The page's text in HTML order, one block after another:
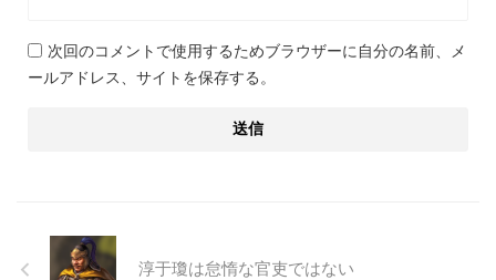
次回のコメントで使用するためブラウザーに自分の名前、メ
ールアドレス、サイトを保存する。
淳于瓊は怠惰な官吏ではない